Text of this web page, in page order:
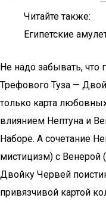
Читайте также:
Египетские
Не надо забывать, что
Трефового Туза —
только карта
влиянием Нептуна и
Наборе. А сочетание
мистицизм) с Венерой
Двойку Червей
привязчивой картой